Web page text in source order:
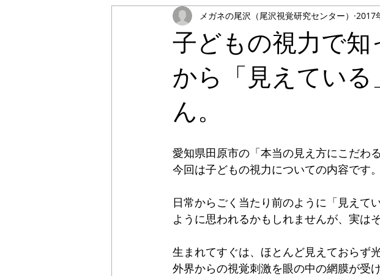
不同視メガネ 偏頭痛光過敏症対策メガネ Zeissレン
ビジョントレーニング レンズについて 遠近両用レン
疲れ目緩和メガネ
偏光レンズ 調光レンズ Mr.Gentleman EyeWear
Einklair omodok トマトグラッシーズ
子どもの視力で
から「見えてい
ん。
メガネの尾沢（尾沢視覚研究センター） 2017
愛知県田原市の「本当の見え方にこだわ
今回は子どもの視力についての内容です。
日常からごく当たり前のように「見えて
ように思われるかもしれませんが、実は
生まれてすぐは、ほとんど見えておらず
外界からの視覚刺激を眼の中の網膜が受